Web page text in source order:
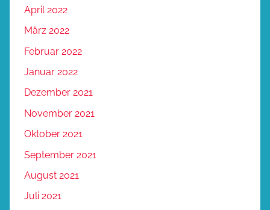
April 2022
März 2022
Februar 2022
Januar 2022
Dezember 2021
November 2021
Oktober 2021
September 2021
August 2021
Juli 2021